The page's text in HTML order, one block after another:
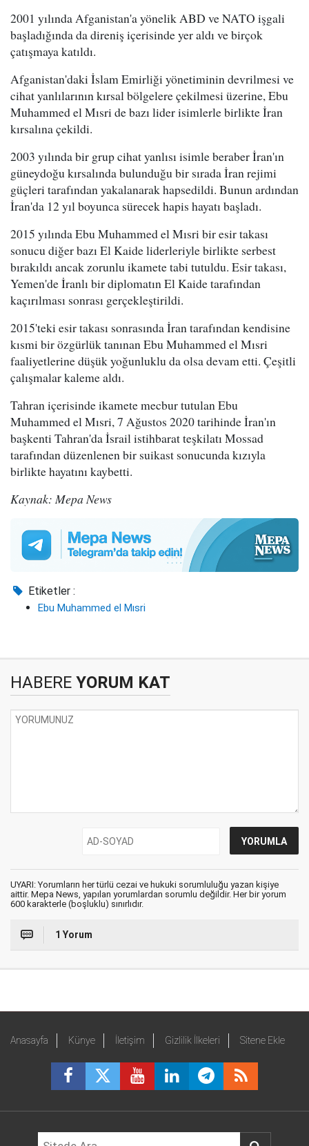
2001 yılında Afganistan'a yönelik ABD ve NATO işgali
başladığında da direniş içerisinde yer aldı ve birçok
çatışmaya katıldı.
Afganistan'daki İslam Emirliği yönetiminin devrilmesi ve
cihat yanlılarının kırsal bölgelere çekilmesi üzerine, Ebu
Muhammed el Mısri de bazı lider isimlerle birlikte İran
kırsalına çekildi.
2003 yılında bir grup cihat yanlısı isimle beraber İran'ın
güneydoğu kırsalında bulunduğu bir sırada İran rejimi
güçleri tarafından yakalanarak hapsedildi. Bunun ardından
İran'da 12 yıl boyunca sürecek hapis hayatı başladı.
2015 yılında Ebu Muhammed el Mısri bir esir takası
sonucu diğer bazı El Kaide liderleriyle birlikte serbest
bırakıldı ancak zorunlu ikamete tabi tutuldu. Esir takası,
Yemen'de İranlı bir diplomatın El Kaide tarafından
kaçırılması sonrası gerçekleştirildi.
2015'teki esir takası sonrasında İran tarafından kendisine
kısmi bir özgürlük tanınan Ebu Muhammed el Mısri
faaliyetlerine düşük yoğunluklu da olsa devam etti. Çeşitli
çalışmalar kaleme aldı.
Tahran içerisinde ikamete mecbur tutulan Ebu
Muhammed el Mısri, 7 Ağustos 2020 tarihinde İran'ın
başkenti Tahran'da İsrail istihbarat teşkilatı Mossad
tarafından düzenlenen bir suikast sonucunda kızıyla
birlikte hayatını kaybetti.
Kaynak: Mepa News
Etiketler :
Ebu Muhammed el Mısri
HABERE YORUM KAT
UYARI: Yorumların her türlü cezai ve hukuki sorumluluğu yazan kişiye
aittir. Mepa News, yapılan yorumlardan sorumlu değildir. Her bir yorum
600 karakterle (boşluklu) sınırlıdır.
1 Yorum
Anasayfa Künye İletişim Gizlilik İlkeleri Sitene Ekle